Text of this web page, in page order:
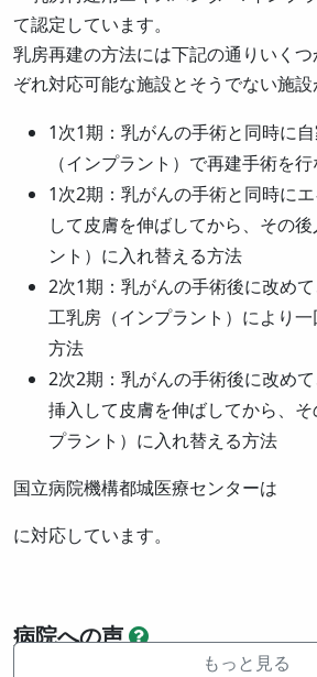
て認定しています。
乳房再建の方法には下記の通りいく
ぞれ対応可能な施設とそうでない施設
1次1期：乳がんの手術と同時に
（インプラント）で再建手術を
1次2期：乳がんの手術と同時に
して皮膚を伸ばしてから、その
ント）に入れ替える方法
2次1期：乳がんの手術後に改め
工乳房（インプラント）により
方法
2次2期：乳がんの手術後に改め
挿入して皮膚を伸ばしてから、
プラント）に入れ替える方法
国立病院機構都城医療センターは
に対応しています。
病院への声
もっと見る